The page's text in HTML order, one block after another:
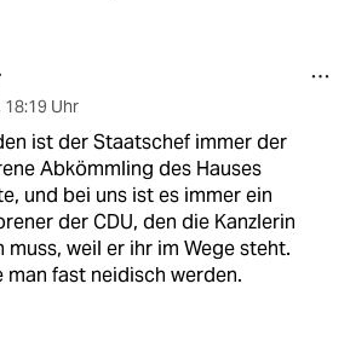
18:19 Uhr
ist der Staatschef immer der
Abkömmling des Hauses
und bei uns ist es immer ein
der CDU, den die Kanzlerin
muss, weil er ihr im Wege steht.
man fast neidisch werden.